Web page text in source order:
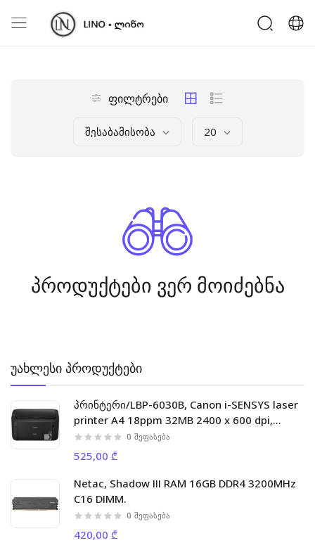
უახლესი პროდუქტები
პრინტერი/LBP-6030B, Canon i-SENSYS laser
printer A4 18ppm 32MB 2400 x 600 dpi,
5000p/m
0 შეფასება
525,00 ₾
Netac, Shadow III RAM 16GB DDR4 3200MHz
C16 DIMM.
0 შეფასება
420,00 ₾
ფილტრები
Შესაბამისობა 20
პროდუქტები ვერ მოიძებნა